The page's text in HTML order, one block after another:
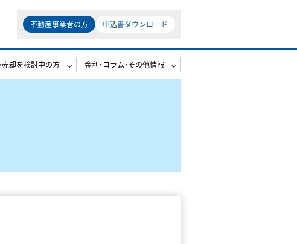
不動産事業者の方 申込書ダウンロード
売却を検討中の方 金利・コラム・その他情報